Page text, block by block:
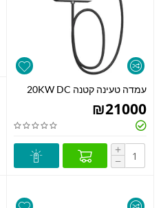
עמדה טעינה קטנה 20KW DC
₪21000
+
−